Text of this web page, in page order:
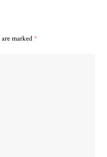
marked*